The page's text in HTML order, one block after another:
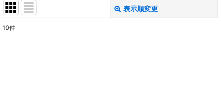
表示順変更
検索キーワードをお願い致します
10件